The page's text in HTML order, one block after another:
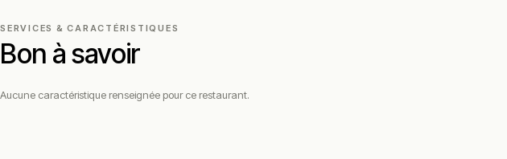
SERVICES & CARACTÉRISTIQUES
Bon à savoir
Aucune caractéristique renseignée pour ce restaurant.